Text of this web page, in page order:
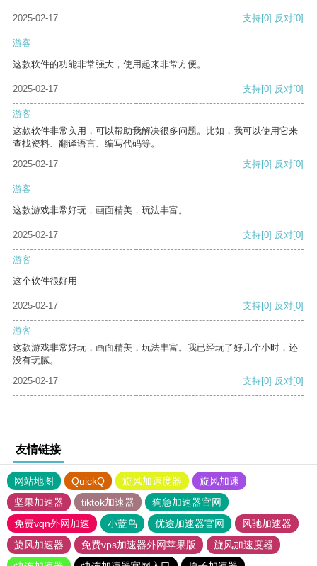
2025-02-17 支持[0] 反对[0]
游客
这款软件的功能非常强大，使用起来非常方便。
2025-02-17 支持[0] 反对[0]
游客
这款软件非常实用，可以帮助我解决很多问题。比如，我可以使用它来
查找资料、翻译语言、编写代码等。
2025-02-17
支持[0] 反对[0]
游客
这款游戏非常好玩，画面精美，玩法丰富。
2025-02-17 支持[0] 反对[0]
游客
这个软件很好用
2025-02-17 支持[0] 反对[0]
游客
这款游戏非常好玩，画面精美，玩法丰富。我已经玩了好几个小时，还
没有玩腻。
2025-02-17
支持[0] 反对[0]
友情链接
网站地图 QuickQ 旋风加速度器
旋风加速
坚果加速器
tiktok加速器
狗急加速器官网
免费vqn外网加速
小蓝鸟 优途加速器官网
风驰加速器
旋风加速器
免费vps加速器外网苹果版
旋风加速度器